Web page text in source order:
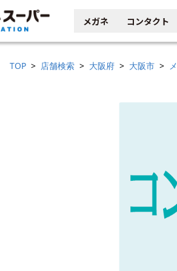
メガネ コンタクト
TOP 店舗検索 大阪府 大阪市